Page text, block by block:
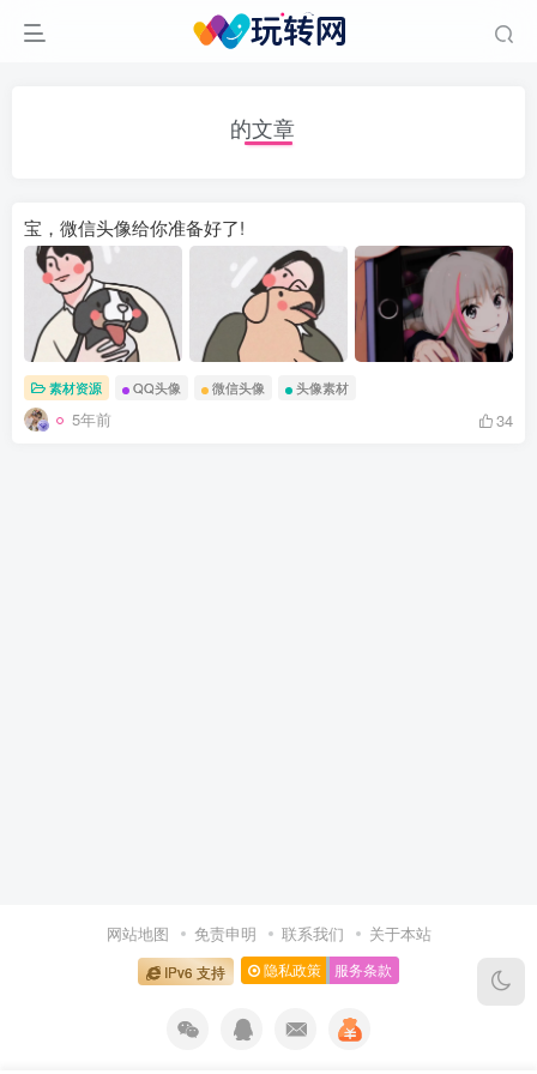
的文章
宝，微信头像给你准备好了!
素材资源 QQ头像 微信头像 头像素材
5年前 34
网站地图 免责申明 联系我们 关于本站
IPv6 支持 隐私政策 服务条款